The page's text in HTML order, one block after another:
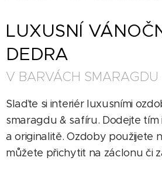
LUXUSNÍ
DEDRA
V BARVÁCH SMARAGDU
Slaďte si interiér luxusními
smaragdu & safíru. Dodejte
a originalitě. Ozdoby použijete
můžete přichytit na záclonu či